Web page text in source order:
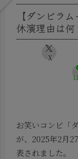
【ダンビラ
休演理由は何
X
お笑いコンビ「
が、2025年2月
表されました。